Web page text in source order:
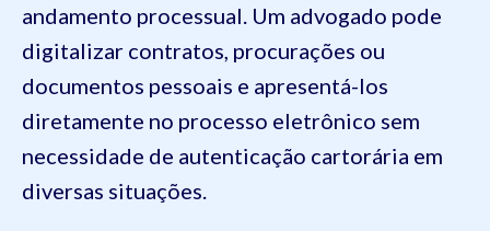
andamento processual. Um advogado pode
digitalizar contratos, procurações ou
documentos pessoais e apresentá-los
diretamente no processo eletrônico sem
necessidade de autenticação cartorária em
diversas situações.